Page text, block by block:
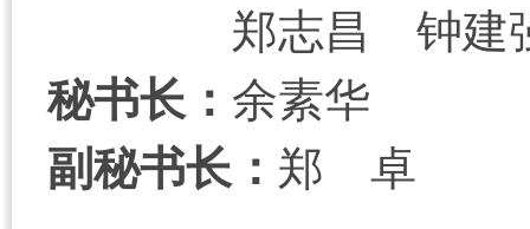
郑志昌 钟
秘书长： 余素华
副秘书长： 郑 卓